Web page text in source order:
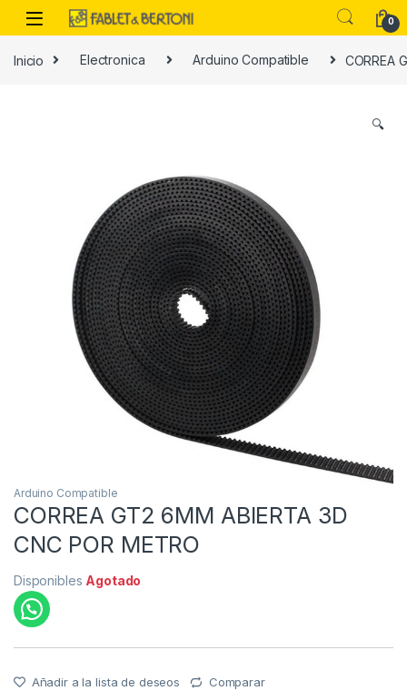
Skip to navigation
Skip to content
0
Inicio Electronica Arduino Compatible CORREA
🔍
Arduino Compatible
CORREA GT2 6MM ABIERTA 3D
CNC POR METRO
Disponibles Agotado
Añadir a la lista de deseos Comparar